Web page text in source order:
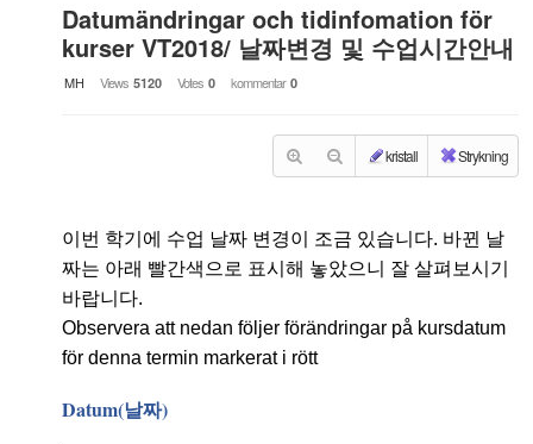
Datumändringar och tidinfomation för
kurser VT2018/ 날짜변경 및 수업시간안내
MH Views 5120 Votes 0 kommentar 0
kristall Strykning
이번 학기에 수업 날짜 변경이 조금 있습니다. 바뀐 날
짜는 아래 빨간색으로 표시해 놓았으니 잘 살펴보시기
바랍니다.
Observera att nedan följer förändringar på kursdatum
för denna termin markerat i rött
Datum(날짜)
Photoalbum
Lärarinfo